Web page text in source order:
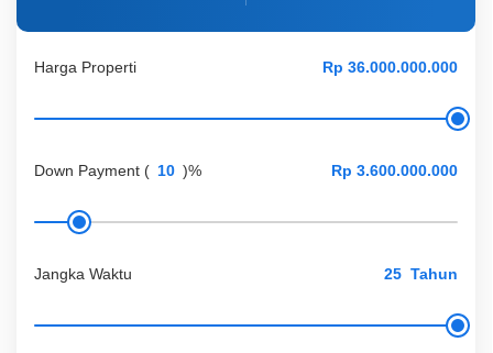
Harga Properti
Down Payment ( )%
Jangka Waktu Tahun